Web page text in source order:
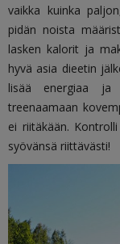
vaikka kuinka
pidän noista
lasken kalorit ja
hyvä asia dieetin
lisää energiaa ja
treenaamaan
ei riitäkään.
syövänsä riittävästi!